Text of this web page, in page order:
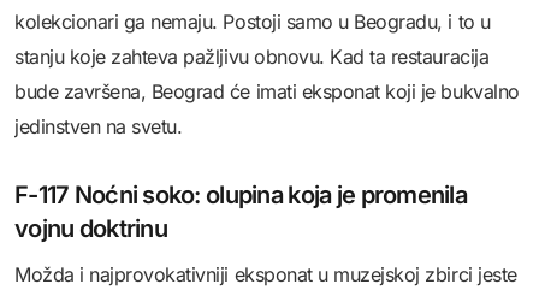
kolekcionari ga nemaju. Postoji samo u Beogradu, i to u
stanju koje zahteva pažljivu obnovu. Kad ta restauracija
bude završena, Beograd će imati eksponat koji je bukvalno
jedinstven na svetu.
F-117 Noćni soko: olupina koja je promenila
vojnu doktrinu
Možda i najprovokativniji eksponat u muzejskoj zbirci jeste